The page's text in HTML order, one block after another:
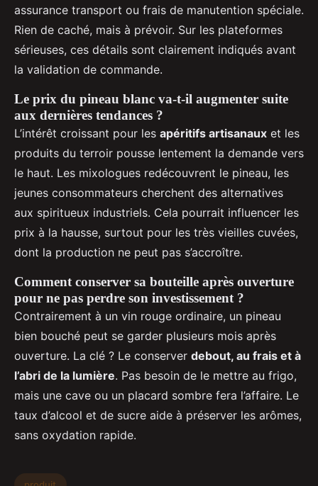
assurance transport ou frais de manutention spéciale.
Rien de caché, mais à prévoir. Sur les plateformes
sérieuses, ces détails sont clairement indiqués avant
la validation de commande.
Le prix du pineau blanc va-t-il augmenter suite
aux dernières tendances ?
L’intérêt croissant pour les apéritifs artisanaux et les
produits du terroir pousse lentement la demande vers
le haut. Les mixologues redécouvrent le pineau, les
jeunes consommateurs cherchent des alternatives
aux spiritueux industriels. Cela pourrait influencer les
prix à la hausse, surtout pour les très vieilles cuvées,
dont la production ne peut pas s’accroître.
Comment conserver sa bouteille après ouverture
pour ne pas perdre son investissement ?
Contrairement à un vin rouge ordinaire, un pineau
bien bouché peut se garder plusieurs mois après
ouverture. La clé ? Le conserver debout, au frais et à
l’abri de la lumière. Pas besoin de le mettre au frigo,
mais une cave ou un placard sombre fera l’affaire. Le
taux d’alcool et de sucre aide à préserver les arômes,
sans oxydation rapide.